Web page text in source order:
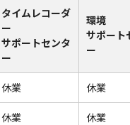
タイムレコーダ
ー
サポートセンタ
ー
環境
サポート
ー
休業 休業
休業 休業